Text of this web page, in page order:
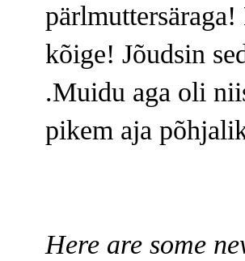
kõige! Jõudsin
.Muidu aga oli
pikem aja
Here are some